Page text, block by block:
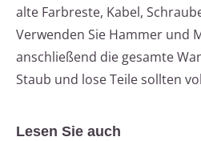
alte Farbreste, Kabel,
Verwenden Sie Hammer und
anschließend die gesamte
Staub und lose Teile sollten
Lesen Sie auch